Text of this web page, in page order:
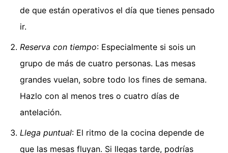
de que están operativos el día que tienes pensado
ir.
Reserva con tiempo: Especialmente si sois un
grupo de más de cuatro personas. Las mesas
grandes vuelan, sobre todo los fines de semana.
Hazlo con al menos tres o cuatro días de
antelación.
Llega puntual: El ritmo de la cocina depende de
que las mesas fluyan. Si llegas tarde, podrías